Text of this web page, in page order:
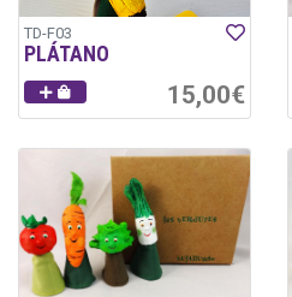
TD-F03
PLÁTANO
15,00€